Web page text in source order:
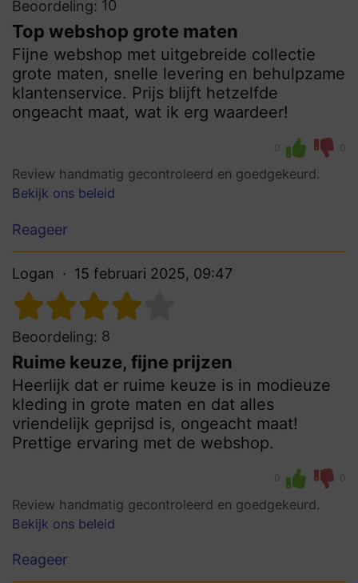
Beoordeling: 10
Top webshop grote maten
Fijne webshop met uitgebreide collectie
grote maten, snelle levering en behulpzame
klantenservice. Prijs blijft hetzelfde
ongeacht maat, wat ik erg waardeer!
0 0
Review handmatig gecontroleerd en goedgekeurd.
Bekijk ons beleid
Reageer
Logan 15 februari 2025, 09:47
Beoordeling: 8
Ruime keuze, fijne prijzen
Heerlijk dat er ruime keuze is in modieuze
kleding in grote maten en dat alles
vriendelijk geprijsd is, ongeacht maat!
Prettige ervaring met de webshop.
0 0
Review handmatig gecontroleerd en goedgekeurd.
Bekijk ons beleid
Reageer